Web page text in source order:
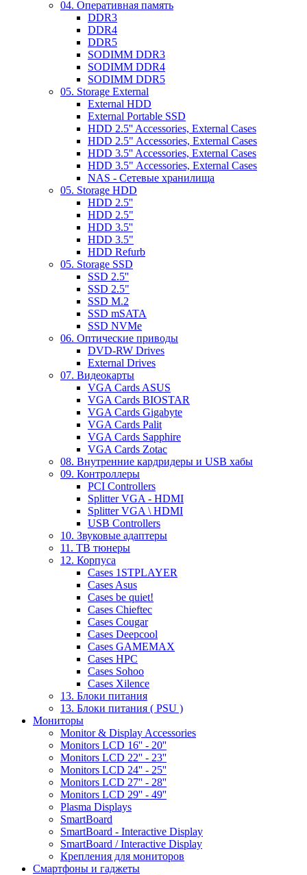
04. Оперативная память
DDR3
DDR4
DDR5
SODIMM DDR3
SODIMM DDR4
SODIMM DDR5
05. Storage External
External HDD
External Portable SSD
HDD 2.5'' Accessories, External Cases
HDD 2.5" Accessories, External Cases
HDD 3.5'' Accessories, External Cases
HDD 3.5" Accessories, External Cases
NAS - Сетевые хранилища
05. Storage HDD
HDD 2.5''
HDD 2.5"
HDD 3.5''
HDD 3.5"
HDD Refurb
05. Storage SSD
SSD 2.5''
SSD 2.5"
SSD M.2
SSD mSATA
SSD NVMe
06. Оптические приводы
DVD-RW Drives
External Drives
07. Видеокарты
VGA Cards ASUS
VGA Cards BIOSTAR
VGA Cards Gigabyte
VGA Cards Palit
VGA Cards Sapphire
VGA Cards Zotac
08. Внутренние кардридеры и USB хабы
09. Контроллеры
PCI Controllers
Splitter VGA - HDMI
Splitter VGA \ HDMI
USB Controllers
10. Звуковые адаптеры
11. ТВ тюнеры
12. Корпуса
Cases 1STPLAYER
Cases Asus
Cases be quiet!
Cases Chieftec
Cases Cougar
Cases Deepcool
Cases GAMEMAX
Cases HPC
Cases Sohoo
Cases Xilence
13. Блоки питания
13. Блоки питания ( PSU )
Мониторы
Monitor & Display Accessories
Monitors LCD 16'' - 20''
Monitors LCD 22'' - 23''
Monitors LCD 24'' - 25''
Monitors LCD 27'' - 28''
Monitors LCD 29'' - 49''
Plasma Displays
SmartBoard
SmartBoard - Interactive Display
SmartBoard / Interactive Display
Крепления для мониторов
Смартфоны и гаджеты